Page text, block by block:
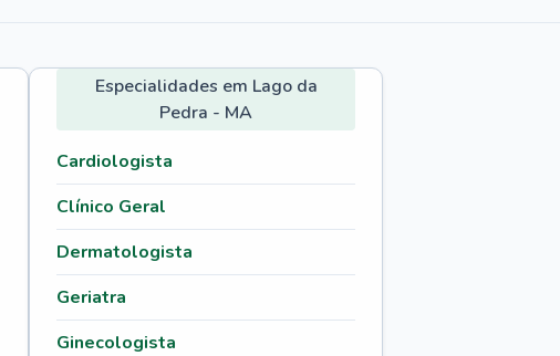
Especialidades em Lago da
Pedra - MA
Cardiologista
Clínico Geral
Dermatologista
Geriatra
Ginecologista